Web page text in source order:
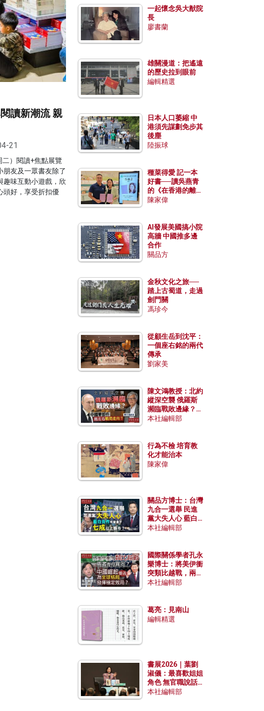
讀新潮流 親
21
）閱讀+焦點展覽
朋友及一眾書友除了
趣味互動小遊戲，欣
頭好，享受折扣優
一起懷念吳大猷院
長
廖書蘭
雄關漫道：把遙遠
的歷史拉到眼前
編輯精選
日本人口萎縮 中
港須先謀劃免步其
後塵
陸振球
種菜得愛 記一本
好書──讀吳燕青
的《在香港的離島
種菜》
陳家偉
AI發展美國搞小院
高牆 中國推多邊
合作
關品方
金秋文化之旅──
踏上古蜀道，走過
劍門關
馮珍今
從顧生岳到沈平：
一個座右銘的兩代
傳承
劉家美
陳文鴻教授：北約
縱深空襲 俄羅斯
瀕臨戰敗邊緣？中
國零部件能左右戰
本社編輯部
行為不檢 培育教
化才能治本
陳家偉
關品方博士：台灣
九合一選舉 民進
黨大失人心 藍白
合作有望拿下七成
本社編輯部
國際關係學者孔永
樂博士：將美伊衝
突類比越戰，兩者
有何異同？中國崛
本社編輯部
葛亮：見南山
編輯精選
書展2026｜葉劉
淑儀：最喜歡姐姐
角色 無官職說話
包袱少
本社編輯部